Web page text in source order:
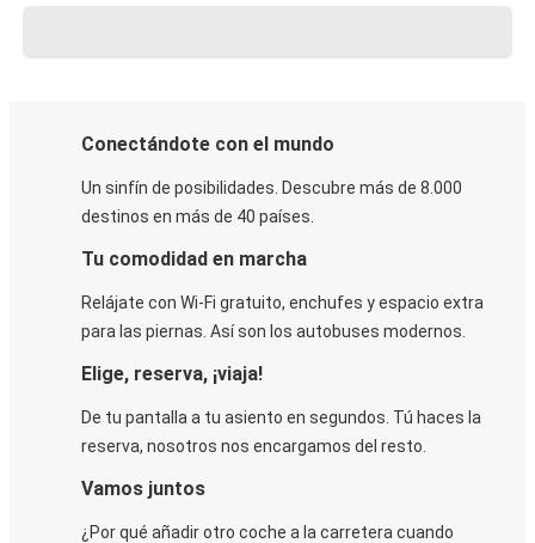
Conectándote con el mundo
Un sinfín de posibilidades. Descubre más de 8.000
destinos en más de 40 países.
Tu comodidad en marcha
Relájate con Wi-Fi gratuito, enchufes y espacio extra
para las piernas. Así son los autobuses modernos.
Elige, reserva, ¡viaja!
De tu pantalla a tu asiento en segundos. Tú haces la
reserva, nosotros nos encargamos del resto.
Vamos juntos
¿Por qué añadir otro coche a la carretera cuando